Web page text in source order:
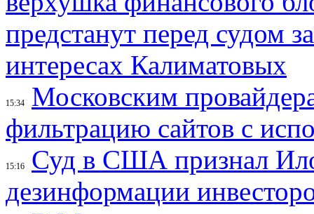
предстанут перед судом
интересах Калиматовых
15:34
Московским
фильтрацию сайтов с
15:16
Суд в США признал
дезинформации